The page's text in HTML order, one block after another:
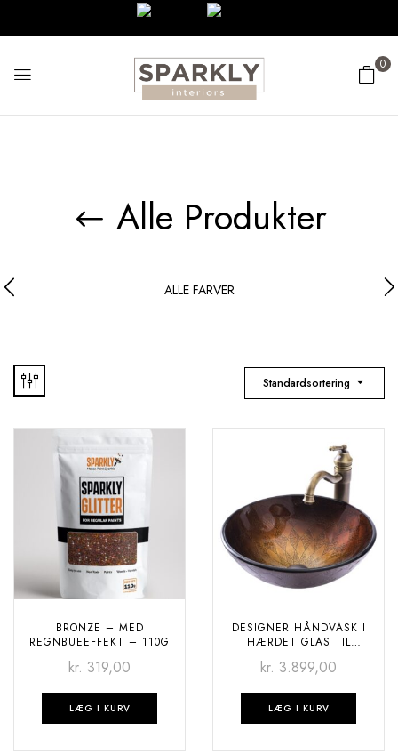
0
Alle Produkter
ALLE FARVER
Standardsortering
BRONZE – MED
REGNBUEEFFEKT – 110G
kr. 319,00
LÆG I KURV
DESIGNER HÅNDVASK I
HÆRDET GLAS TIL
BROWN
kr. 3.899,00
LÆG I KURV